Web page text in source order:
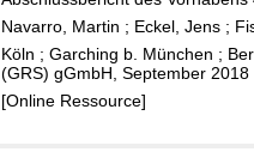
t von Endlagern
Navarro, Martin ; Eckel, Jens ;
Köln ; Garching b. München ;
(GRS) gGmbH, September 2018
[Online Ressource]